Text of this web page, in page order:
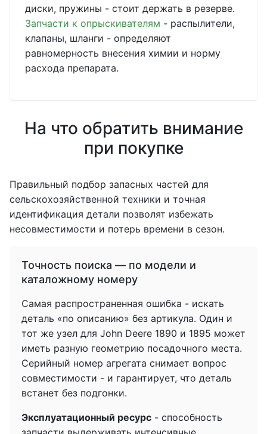
диски, пружины - стоит держать в резерве.
Запчасти к опрыскивателям - распылители,
клапаны, шланги - определяют
равномерность внесения химии и норму
расхода препарата.
На что обратить внимание
при покупке
Правильный подбор запасных частей для
сельскохозяйственной техники и точная
идентификация детали позволят избежать
несовместимости и потерь времени в сезон.
Точность поиска — по модели и
каталожному номеру
Самая распространенная ошибка - искать
деталь «по описанию» без артикула. Один и
тот же узел для John Deere 1890 и 1895 может
иметь разную геометрию посадочного места.
Серийный номер агрегата снимает вопрос
совместимости - и гарантирует, что деталь
встанет без подгонки.
Эксплуатационный ресурс - способность